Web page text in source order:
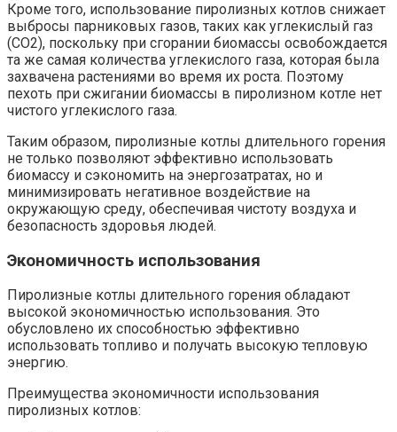
Кроме того, использование пиролизных котлов снижает
выбросы парниковых газов, таких как углекислый газ
(СО2), поскольку при сгорании биомассы освобождается
та же самая количества углекислого газа, которая была
захвачена растениями во время их роста. Поэтому
пехоть при сжигании биомассы в пиролизном котле нет
чистого углекислого газа.
Таким образом, пиролизные котлы длительного горения
не только позволяют эффективно использовать
биомассу и сэкономить на энергозатратах, но и
минимизировать негативное воздействие на
окружающую среду, обеспечивая чистоту воздуха и
безопасность здоровья людей.
Экономичность использования
Пиролизные котлы длительного горения обладают
высокой экономичностью использования. Это
обусловлено их способностью эффективно
использовать топливо и получать высокую тепловую
энергию.
Преимущества экономичности использования
пиролизных котлов: